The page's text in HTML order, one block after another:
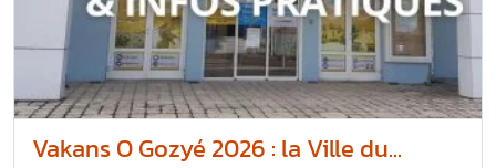
Vakans O Gozyé 2026 : la Ville du...